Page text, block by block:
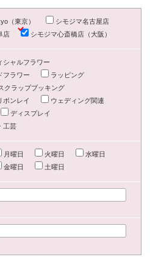
（東京）
シモジマ名古屋店
店
シモジマ心斎橋店（大阪）
シャルフラワー
フラワー
ラッピング
クラップブッキング
ボンレイ
ウェディング関連
ディスプレイ
工芸
月曜日 火曜日
水曜日
金曜日 土曜日